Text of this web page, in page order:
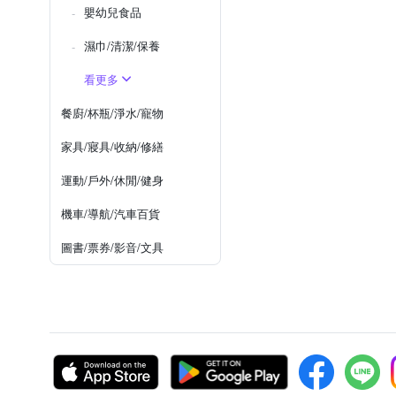
嬰幼兒食品
濕巾/清潔/保養
看更多
餐廚/杯瓶/淨水/寵物
家具/寢具/收納/修繕
運動/戶外/休閒/健身
機車/導航/汽車百貨
圖書/票券/影音/文具